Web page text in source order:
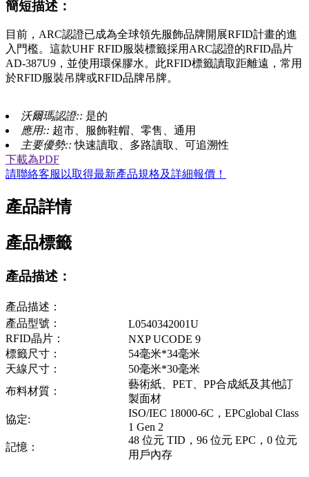
簡短描述：
目前，ARC認證已成為全球領先服飾品牌開展RFID計畫的進
入門檻。這款UHF RFID服裝標籤採用ARC認證的RFID晶片
AD-387U9，並使用環保膠水。此RFID標籤讀取距離遠，常用
於RFID服裝吊牌或RFID品牌吊牌。
沃爾瑪認證:: 是的
應用:: 超市、服飾鞋帽、零售、通用
主要優勢::快速讀取、多路讀取、可追溯性
下載為PDF
請聯絡客服以取得最新產品規格及詳細報價！
產品詳情
產品標籤
產品描述：
產品描述：
產品型號：
L0540342001U
RFID晶片：
NXP UCODE 9
標籤尺寸：
54毫米*34毫米
天線尺寸：
50毫米*30毫米
布料材質：
藝術紙、PET、PP合成紙及其他訂
製面材
協定:
ISO/IEC 18000-6C，EPCglobal Class
1 Gen 2
記憶：
48 位元 TID，96 位元 EPC，0 位元
用戶內存